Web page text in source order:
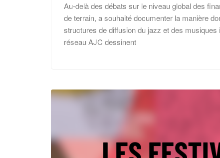
Au-delà des débats sur le niveau global des
de terrain, a souhaité documenter la manière
structures de diffusion du jazz et des
réseau AJC dessinent